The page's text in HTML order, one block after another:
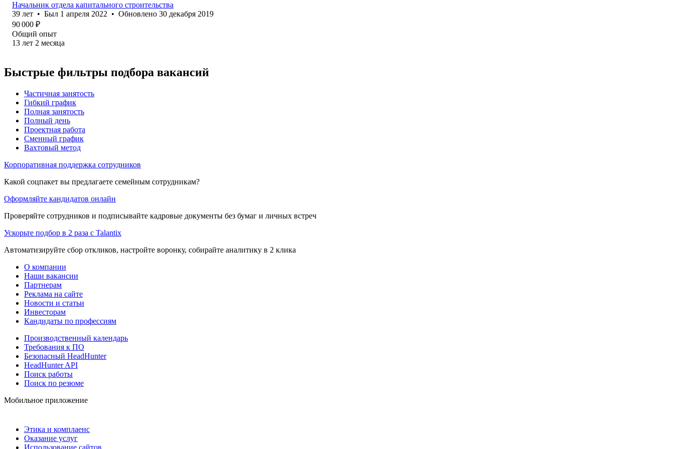
Начальник отдела капитального строительства
39 лет • Был 1 апреля 2022 • Обновлено 30 декабря 2019
90 000 ₽
Общий опыт
13 лет 2 месяца
Быстрые фильтры подбора вакансий
Частичная занятость
Гибкий график
Полная занятость
Полный день
Проектная работа
Сменный график
Вахтовый метод
Корпоративная поддержка сотрудников
Какой соцпакет вы предлагаете семейным сотрудникам?
Оформляйте кандидатов онлайн
Проверяйте сотрудников и подписывайте кадровые документы без бумаг и личных встреч
Ускорьте подбор в 2 раза с Talantix
Автоматизируйте сбор откликов, настройте воронку, собирайте аналитику в 2 клика
О компании
Наши вакансии
Партнерам
Реклама на сайте
Новости и статьи
Инвесторам
Кандидаты по профессиям
Производственный календарь
Требования к ПО
Безопасный HeadHunter
HeadHunter API
Поиск работы
Поиск по резюме
Мобильное приложение
Этика и комплаенс
Оказание услуг
Использование сайтов